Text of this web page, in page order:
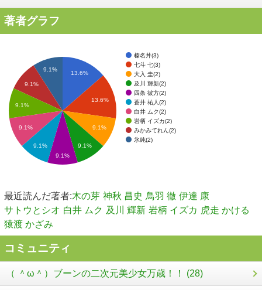
著者グラフ
榛名丼(3)
七斗 七(3)
大入 圭(2)
及川 輝新(2)
四条 彼方(2)
蒼井 祐人(2)
白井 ムク(2)
岩柄 イズカ(2)
みかみてれん(2)
氷純(2)
13.6%
13.6%
9.1%
9.1%
9.1%
9.1%
9.1%
9.1%
9.1%
9.1%
最近読んだ著者:木の芽 神秋 昌史 鳥羽 徹 伊達 康
サトウとシオ 白井 ムク 及川 輝新 岩柄 イズカ 虎走 かける
猿渡 かざみ
コミュニティ
（ ＾ω＾）ブーンの二次元美少女万歳！！ (28)